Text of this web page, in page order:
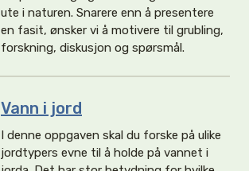
ute i naturen. Snarere enn å presentere
en fasit, ønsker vi å motivere til grubling,
forskning, diskusjon og spørsmål.
Vann i jord
I denne oppgaven skal du forske på ulike
jordtypers evne til å holde på vannet i